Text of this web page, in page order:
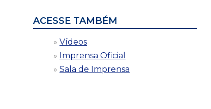
ACESSE TAMBÉM
Vídeos
Imprensa Oficial
Sala de Imprensa